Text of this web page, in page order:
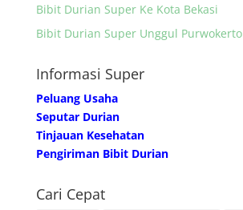
Bibit Durian Super Ke Kota Bekasi
Bibit Durian Super Unggul Purwokerto
Informasi Super
Peluang Usaha
Seputar Durian
Tinjauan Kesehatan
Pengiriman Bibit Durian
Cari Cepat